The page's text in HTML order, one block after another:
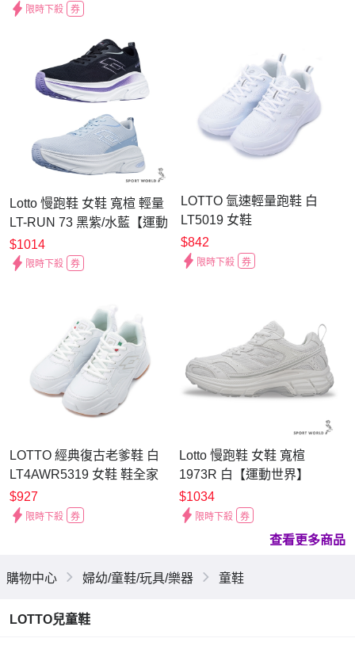
限時下殺 券
Lotto 慢跑鞋 女鞋 寬楦 輕量
LT-RUN 73 黑紫/水藍【運動
世界】
LT6AWR6000/LT6AWR6006
$1014
限時下殺 券
LOTTO 氫速輕量跑鞋 白
LT5019 女鞋
$842
限時下殺 券
LOTTO 經典復古老爹鞋 白
LT4AWR5319 女鞋 鞋全家
福
$927
限時下殺 券
Lotto 慢跑鞋 女鞋 寬楦
1973R 白【運動世界】
LT5AWR9769
$1034
限時下殺 券
查看更多商品
購物中心 婦幼/童鞋/玩具/樂器 童鞋
LOTTO兒童鞋